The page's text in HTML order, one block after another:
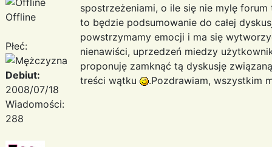
Offline
Płeć:
Debiut:
2008/07/18
Wiadomości:
288
spostrzeżeniami, o ile się nie mylę forum
to będzie podsumowanie do całej
powstrzymamy emocji i ma się
nienawiści, uprzedzeń miedzy
proponuję zamknąć tą dyskusję
treści wątku
.Pozdrawiam, wszystkim